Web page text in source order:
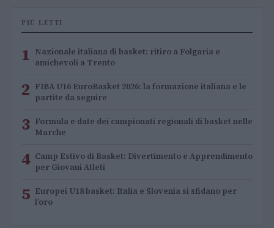
PIÙ LETTI
1 Nazionale italiana di basket: ritiro a Folgaria e
amichevoli a Trento
2 FIBA U16 EuroBasket 2026: la formazione italiana e le
partite da seguire
3 Formula e date dei campionati regionali di basket nelle
Marche
4 Camp Estivo di Basket: Divertimento e Apprendimento
per Giovani Atleti
5 Europei U18 basket: Italia e Slovenia si sfidano per
l’oro